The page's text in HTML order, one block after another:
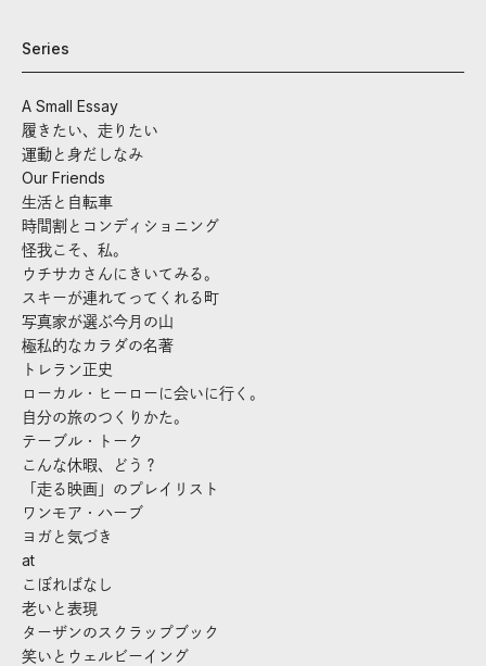
Series
A Small Essay
履きたい、走りたい
運動と身だしなみ
Our Friends
生活と自転車
時間割とコンディショニング
怪我こそ、私。
ウチサカさんにきいてみる。
スキーが連れてってくれる町
写真家が選ぶ今月の山
極私的なカラダの名著
トレラン正史
ローカル・ヒーローに会いに行く。
自分の旅のつくりかた。
テーブル・トーク
こんな休暇、どう？
「走る映画」のプレイリスト
ワンモア・ハーブ
ヨガと気づき
at
こぼればなし
老いと表現
ターザンのスクラップブック
笑いとウェルビーイング